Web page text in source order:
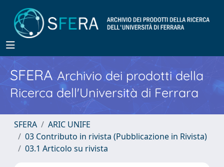
SFERA Archivio dei prodotti della
Ricerca dell'Università di Ferrara
SFERA
ARIC UNIFE
03 Contributo in rivista (Pubblicazione in Rivista)
03.1 Articolo su rivista